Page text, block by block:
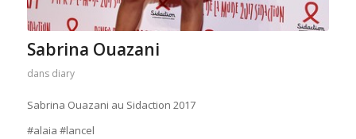
Sabrina Ouazani
dans diary
Sabrina Ouazani au Sidaction 2017
#alaia #lancel